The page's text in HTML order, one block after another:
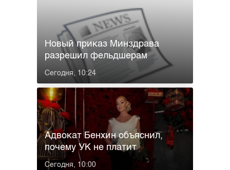
Сегодня, 10:24
Новый приказ Минздрава
разрешил фельдшерам
оказывать наркопо...
Сегодня, 10:00
Адвокат Бенхин объяснил,
почему УК не платит
Волочковой ...